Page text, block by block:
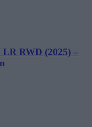
LR RWD (2025) –